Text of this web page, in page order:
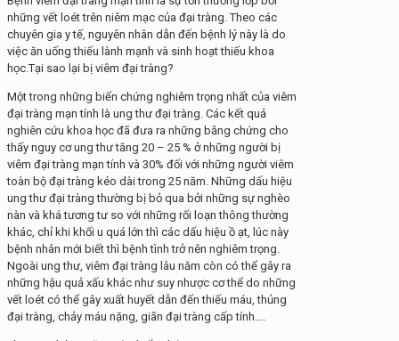
những vết loét trên niêm mạc của đại tràng. Theo các
chuyên gia y tế, nguyên nhân dẫn đến bệnh lý này là do
việc ăn uống thiếu lành mạnh và sinh hoạt thiếu khoa
học.Tại sao lại bị viêm đại tràng?
Một trong những biến chứng nghiêm trọng nhất của viêm
đại tràng mạn tính là ung thư đại tràng. Các kết quả
nghiên cứu khoa học đã đưa ra những bằng chứng cho
thấy nguy cơ ung thư tăng 20 – 25 % ở những người bị
viêm đại tràng mạn tính và 30% đối với những người viêm
toàn bộ đại tràng kéo dài trong 25 năm. Những dấu hiệu
ung thư đại tràng thường bị bỏ qua bởi những sự nghèo
nàn và khá tương tư so với những rối loạn thông thường
khác, chỉ khi khối u quá lớn thì các dấu hiệu ồ ạt, lúc này
bệnh nhân mới biết thì bệnh tình trở nên nghiêm trọng.
Ngoài ung thư, viêm đại tràng lâu năm còn có thể gây ra
những hậu quả xấu khác như suy nhược cơ thể do những
vết loét có thể gây xuất huyết dẫn đến thiếu máu, thủng
đại tràng, chảy máu nặng, giãn đại tràng cấp tính….